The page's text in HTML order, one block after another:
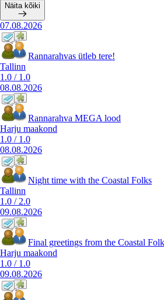
Näita kõiki
07.08.2026
Rannarahvas ütleb tere!
Tallinn
1.0 / 1.0
08.08.2026
Rannarahva MEGA lood
Harju maakond
1.0 / 1.0
08.08.2026
Night time with the Coastal Folks
Tallinn
1.0 / 2.0
09.08.2026
Final greetings from the Coastal
Harju maakond
1.0 / 1.0
09.08.2026